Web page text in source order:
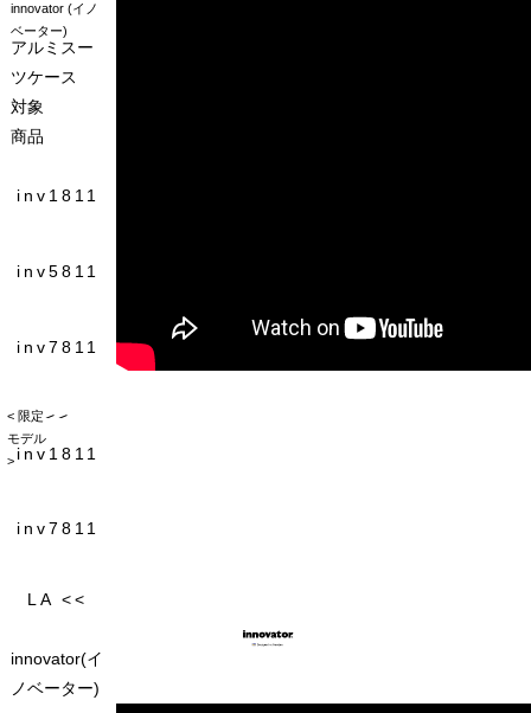
innovator (イノ
ベーター)
アルミスー
ツケース
対象
商品
< 限定
モデル
>
innovator(イ
ノベーター)